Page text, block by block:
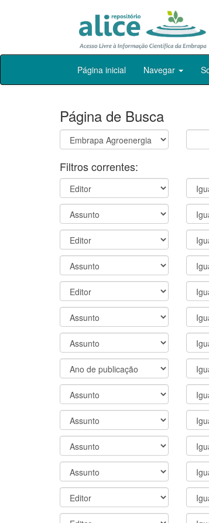
Skip
Página inicial Navegar
Página de Busca
Filtros correntes: